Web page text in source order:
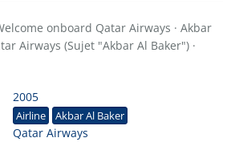
onboard Qatar Airways · Akbar
Airways (Sujet "Akbar Al Baker") ·
2005
Airline Akbar Al Baker
Qatar Airways